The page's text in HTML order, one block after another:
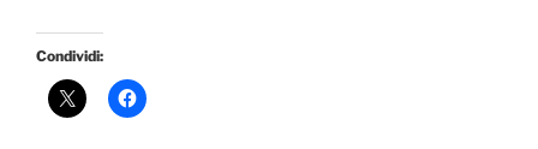
Condividi: